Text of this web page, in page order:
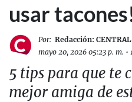
usar
Por: Redacción: CENTRAL
mayo 20, 2026 05:23 p. m. •
5 tips para que te
mejor amiga de